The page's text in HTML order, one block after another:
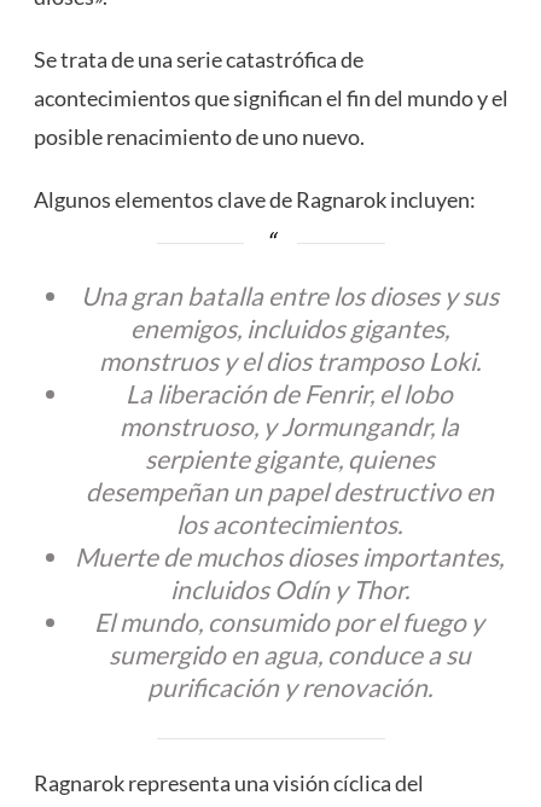
Se trata de una serie catastrófica de
acontecimientos que significan el fin del mundo y el
posible renacimiento de uno nuevo.
Algunos elementos clave de Ragnarok incluyen:
Una gran batalla entre los dioses y sus
enemigos, incluidos gigantes,
monstruos y el dios tramposo Loki.
La liberación de Fenrir, el lobo
monstruoso, y Jormungandr, la
serpiente gigante, quienes
desempeñan un papel destructivo en
los acontecimientos.
Muerte de muchos dioses importantes,
incluidos Odín y Thor.
El mundo, consumido por el fuego y
sumergido en agua, conduce a su
purificación y renovación.
Ragnarok representa una visión cíclica del